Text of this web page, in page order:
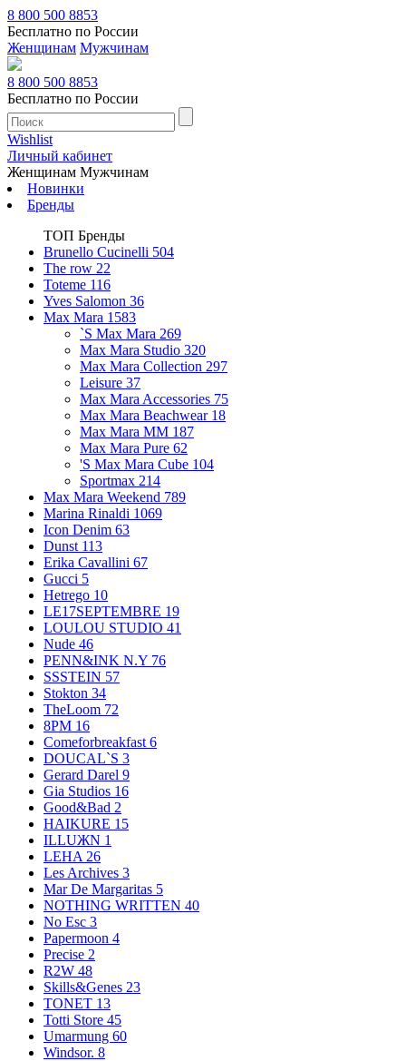
8 800 500 8853
Бесплатно по России
Женщинам Мужчинам
8 800 500 8853
Бесплатно по России
Wishlist
Личный кабинет
Женщинам Мужчинам
Новинки
Бренды
ТОП Бренды
Brunello Cucinelli 504
The row 22
Toteme 116
Yves Salomon 36
Max Mara 1583
`S Max Mara 269
Max Mara Studio 320
Max Mara Collection 297
Leisure 37
Max Mara Accessories 75
Max Mara Beachwear 18
Max Mara MM 187
Max Mara Pure 62
'S Max Mara Cube 104
Sportmax 214
Max Mara Weekend 789
Marina Rinaldi 1069
Icon Denim 63
Dunst 113
Erika Cavallini 67
Gucci 5
Hetrego 10
LE17SEPTEMBRE 19
LOULOU STUDIO 41
Nude 46
PENN&INK N.Y 76
SSSTEIN 57
Stokton 34
TheLoom 72
8PM 16
Comeforbreakfast 6
DOUCAL`S 3
Gerard Darel 9
Gia Studios 16
Good&Bad 2
HAIKURE 15
ILLUЖN 1
LEHA 26
Les Archives 3
Mar De Margaritas 5
NOTHING WRITTEN 40
No Esc 3
Papermoon 4
Precise 2
R2W 48
Skills&Genes 23
TONET 13
Totti Store 45
Umarmung 60
Windsor. 8